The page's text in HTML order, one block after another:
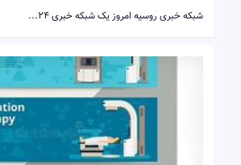
شبکه خبری روسیه امروز یک شبکه خبری ۲۴...